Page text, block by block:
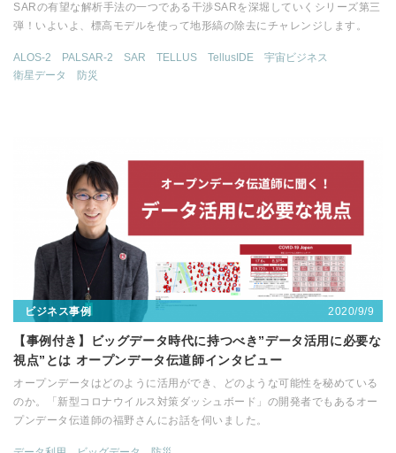
SARの有望な解析手法の一つである干渉SARを深堀していくシリーズ第三
弾！いよいよ、標高モデルを使って地形縞の除去にチャレンジします。
ALOS-2 PALSAR-2 SAR TELLUS TellusIDE
宇宙ビジネス
衛星データ
防災
ビジネス事例 2020/9/9
【事例付き】ビッグデータ時代に持つべき”データ活用に必要な
視点”とは オープンデータ伝道師インタビュー
オープンデータはどのように活用ができ、どのような可能性を秘めている
のか。「新型コロナウイルス対策ダッシュボード」の開発者でもあるオー
プンデータ伝道師の福野さんにお話を伺いました。